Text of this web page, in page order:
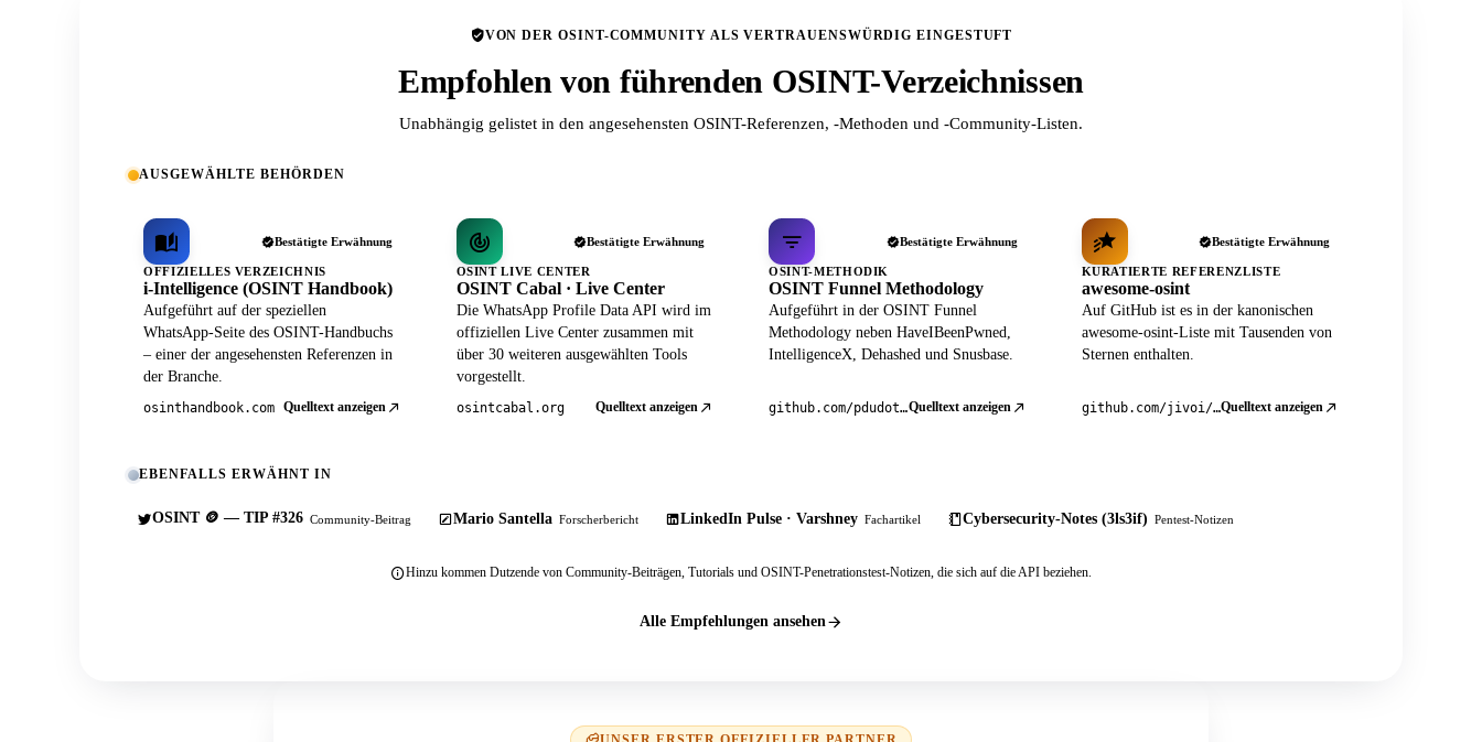
VON DER OSINT-COMMUNITY ALS VERTRAUENSWÜRDIG EINGESTUFT
Empfohlen von führenden OSINT-Verzeichnissen
Unabhängig gelistet in den angesehensten OSINT-Referenzen, -Methoden und -Community-Listen.
AUSGEWÄHLTE BEHÖRDEN
Bestätigte Erwähnung
OFFIZIELLES VERZEICHNIS
i-Intelligence (OSINT Handbook)
Aufgeführt auf der speziellen
WhatsApp-Seite des OSINT-Handbuchs
– einer der angesehensten Referenzen in
der Branche.
osinthandbook.com Quelltext anzeigen
Bestätigte Erwähnung
OSINT LIVE CENTER
OSINT Cabal · Live Center
Die WhatsApp Profile Data API wird im
offiziellen Live Center zusammen mit
über 30 weiteren ausgewählten Tools
vorgestellt.
osintcabal.org Quelltext anzeigen
Bestätigte Erwähnung
OSINT-METHODIK
OSINT Funnel Methodology
Aufgeführt in der OSINT Funnel
Methodology neben HaveIBeenPwned,
IntelligenceX, Dehashed und Snusbase.
github.com/pdudotdev/ofmQuelltext anzeigen
Bestätigte Erwähnung
KURATIERTE REFERENZLISTE
awesome-osint
Auf GitHub ist es in der kanonischen
awesome-osint-Liste mit Tausenden von
Sternen enthalten.
github.com/jivoi/awesome-osintQuelltext anzeigen
EBENFALLS ERWÄHNT IN
OSINT 🪙 — TIP #326 Community-Beitrag Mario Santella Forscherbericht LinkedIn Pulse · Varshney Fachartikel Cybersecurity-Notes (3ls3if) Pentest-Notizen
Hinzu kommen Dutzende von Community-Beiträgen, Tutorials und OSINT-Penetrationstest-Notizen, die sich auf die API beziehen.
Alle Empfehlungen ansehen